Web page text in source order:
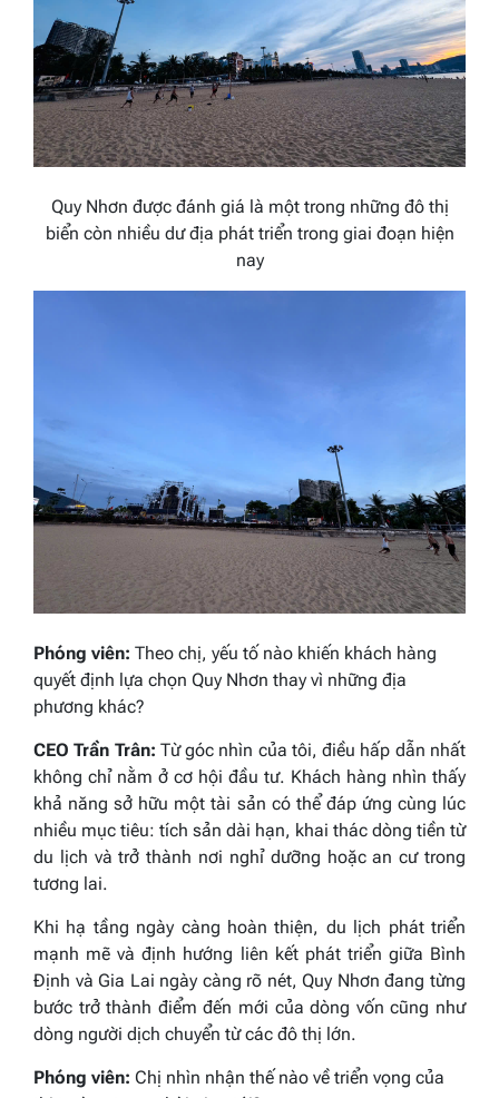
Quy Nhơn được đánh giá là một trong những đô thị
biển còn nhiều dư địa phát triển trong giai đoạn hiện
nay
Phóng viên: Theo chị, yếu tố nào khiến khách hàng
quyết định lựa chọn Quy Nhơn thay vì những địa
phương khác?
CEO Trần Trân: Từ góc nhìn của tôi, điều hấp dẫn nhất
không chỉ nằm ở cơ hội đầu tư. Khách hàng nhìn thấy
khả năng sở hữu một tài sản có thể đáp ứng cùng lúc
nhiều mục tiêu: tích sản dài hạn, khai thác dòng tiền từ
du lịch và trở thành nơi nghỉ dưỡng hoặc an cư trong
tương lai.
Khi hạ tầng ngày càng hoàn thiện, du lịch phát triển
mạnh mẽ và định hướng liên kết phát triển giữa Bình
Định và Gia Lai ngày càng rõ nét, Quy Nhơn đang từng
bước trở thành điểm đến mới của dòng vốn cũng như
dòng người dịch chuyển từ các đô thị lớn.
Phóng viên: Chị nhìn nhận thế nào về triển vọng của